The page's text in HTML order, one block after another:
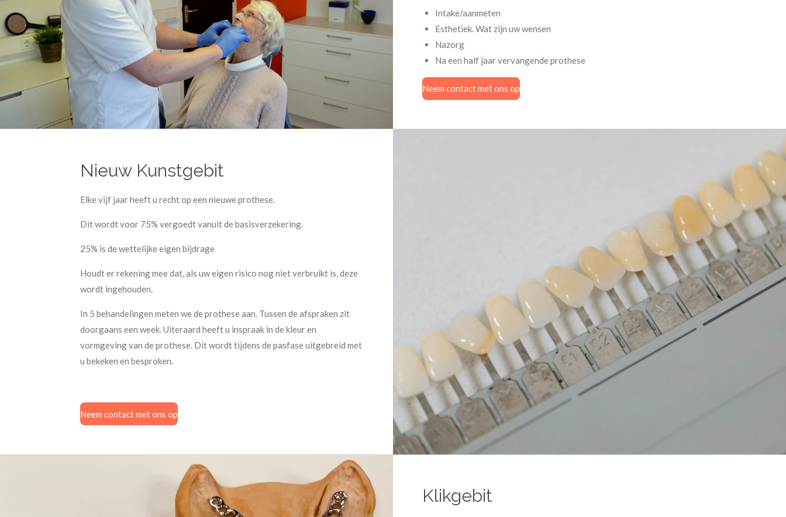
Intake/aanmeten
Esthetiek. Wat zijn uw wensen
Nazorg
Na een half jaar vervangende prothese
Neem contact met ons op
Nieuw Kunstgebit
Elke vijf jaar heeft u recht op een nieuwe prothese.
Dit wordt voor 75% vergoedt vanuit de basisverzekering.
25% is de wettelijke eigen bijdrage
Houdt er rekening mee dat, als uw eigen risico nog niet verbruikt is, deze
wordt ingehouden.
In 5 behandelingen meten we de prothese aan. Tussen de afspraken zit
doorgaans een week. Uiteraard heeft u inspraak in de kleur en
vormgeving van de prothese. Dit wordt tijdens de pasfase uitgebreid met
u bekeken en besproken.
Neem contact met ons op
Klikgebit